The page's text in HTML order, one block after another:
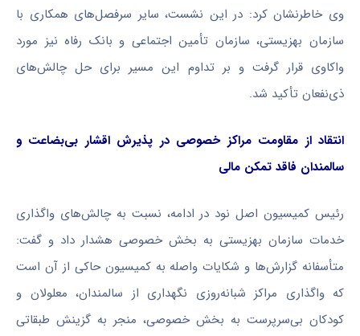
وی خاطرنشان کرد: در این نشست، سایر سرفصل‌های همکاری با
سازمان بهزیستی، سازمان تأمین اجتماعی و بانک رفاه نیز مورد
واکاوی قرار گرفت و بر تداوم این مسیر برای حل چالش‌های
ذی‌نفعان تأکید شد.
انتقاد از مقاومت مراکز خصوصی در پذیرش اقشار بی‌بضاعت و
سالمندان فاقد تمکن مالی
رئیس کمیسیون اصل نود در ادامه، نسبت به چالش‌های واگذاری
خدمات سازمان بهزیستی به بخش خصوصی هشدار داد و گفت:
متأسفانه گزارش‌ها و شکایات واصله به کمیسیون حاکی از آن است
که واگذاری مراکز شبانه‌روزی نگهداری از سالمندان، معلولان و
کودکان بی‌سرپرست به بخش خصوصی، منجر به گزینش طبقاتی